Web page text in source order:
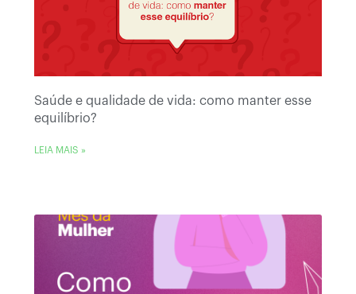
Saúde e qualidade de vida: como manter esse
equilíbrio?
LEIA MAIS »